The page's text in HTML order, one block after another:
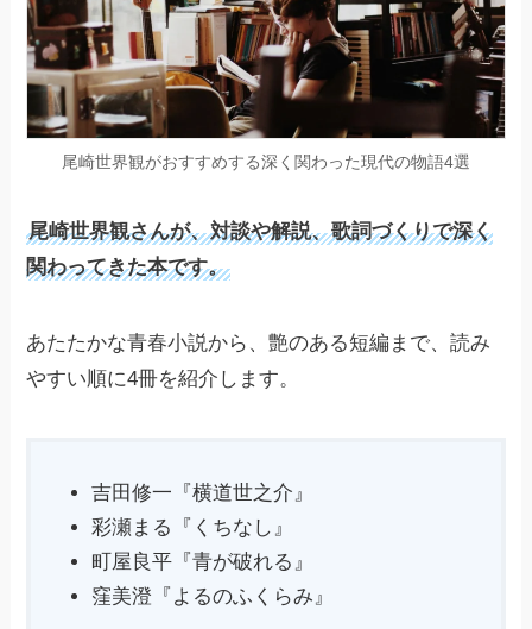
尾崎世界観がおすすめする深く関わった現代の物語4選
尾崎世界観さんが、対談や解説、歌詞づくりで深く
関わってきた本です。
あたたかな青春小説から、艶のある短編まで、読み
やすい順に4冊を紹介します。
吉田修一『横道世之介』
彩瀬まる『くちなし』
町屋良平『青が破れる』
窪美澄『よるのふくらみ』